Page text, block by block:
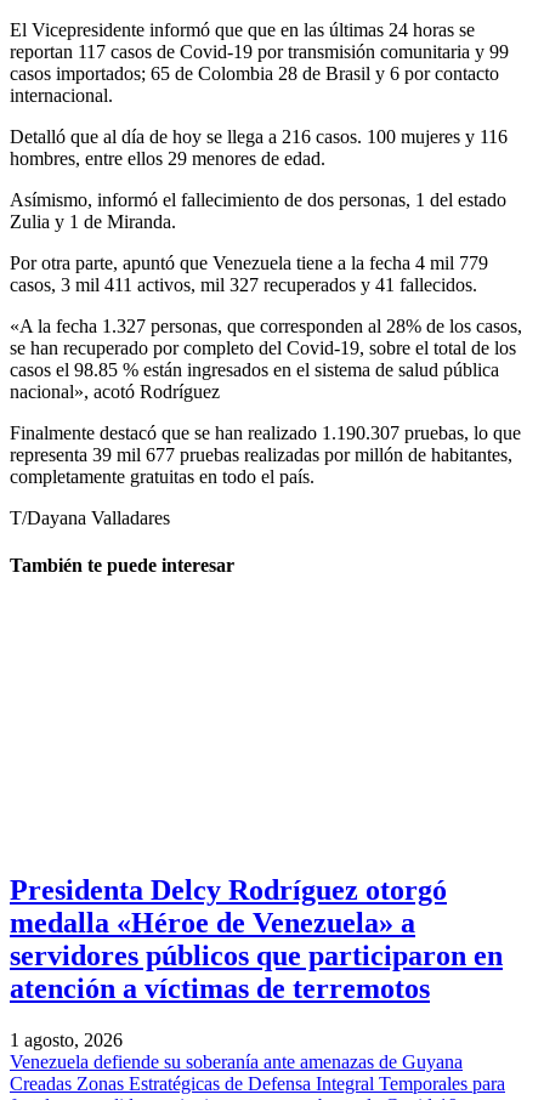
El Vicepresidente informó que que en las últimas 24 horas se
reportan 117 casos de Covid-19 por transmisión comunitaria y 99
casos importados; 65 de Colombia 28 de Brasil y 6 por contacto
internacional.
Detalló que al día de hoy se llega a 216 casos. 100 mujeres y 116
hombres, entre ellos 29 menores de edad.
Asímismo, informó el fallecimiento de dos personas, 1 del estado
Zulia y 1 de Miranda.
Por otra parte, apuntó que Venezuela tiene a la fecha 4 mil 779
casos, 3 mil 411 activos, mil 327 recuperados y 41 fallecidos.
«A la fecha 1.327 personas, que corresponden al 28% de los casos,
se han recuperado por completo del Covid-19, sobre el total de los
casos el 98.85 % están ingresados en el sistema de salud pública
nacional», acotó Rodríguez
Finalmente destacó que se han realizado 1.190.307 pruebas, lo que
representa 39 mil 677 pruebas realizadas por millón de habitantes,
completamente gratuitas en todo el país.
T/Dayana Valladares
También te puede interesar
Presidenta Delcy Rodríguez otorgó
medalla «Héroe de Venezuela» a
servidores públicos que participaron en
atención a víctimas de terremotos
1 agosto, 2026
Venezuela defiende su soberanía ante amenazas de Guyana
Creadas Zonas Estratégicas de Defensa Integral Temporales para